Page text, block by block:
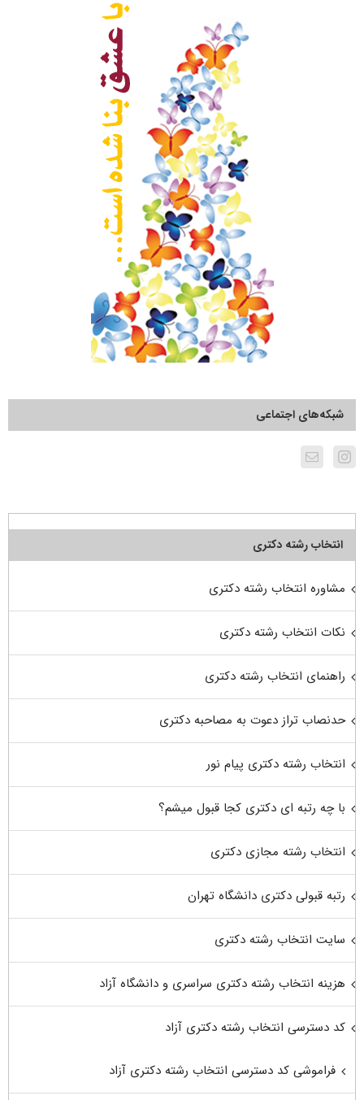
شبکه‌های اجتماعی
انتخاب رشته دکتری
مشاوره انتخاب رشته دکتری
نکات انتخاب رشته دکتری
راهنمای انتخاب رشته دکتری
حدنصاب تراز دعوت به مصاحبه دکتری
انتخاب رشته دکتری پیام نور
با چه رتبه ای دکتری کجا قبول میشم؟
انتخاب رشته مجازی دکتری
رتبه قبولی دکتری دانشگاه تهران
سایت انتخاب رشته دکتری
هزینه انتخاب رشته دکتری سراسری و دانشگاه آزاد
کد دسترسی انتخاب رشته دکتری آزاد
فراموشی کد دسترسی انتخاب رشته دکتری آزاد